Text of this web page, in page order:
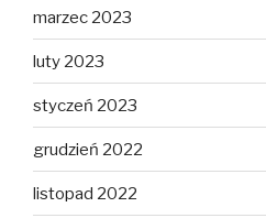
marzec 2023
luty 2023
styczeń 2023
grudzień 2022
listopad 2022